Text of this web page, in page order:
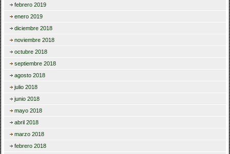
febrero 2019
enero 2019
diciembre 2018
noviembre 2018
octubre 2018
septiembre 2018
agosto 2018
julio 2018
junio 2018
mayo 2018
abril 2018
marzo 2018
febrero 2018